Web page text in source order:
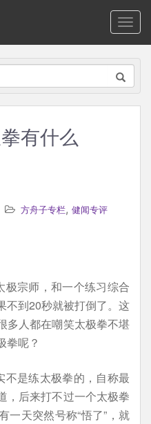
有什么
方舟子专栏, 健闻专评
极宗师，和一个练习综合
不到20秒就被打倒了。这
多人都在嘲笑太极拳不堪
拳呢？
不是练太极拳的，自称最
，后来打不过一个太极拳
一天突然号称“悟了”，就